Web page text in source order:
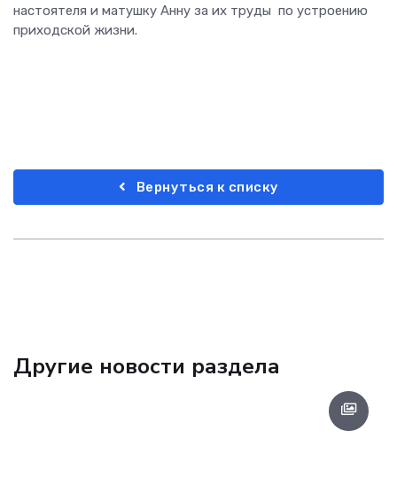
настоятеля и матушку Анну за их труды по устроению
приходской жизни.
Вернуться к списку
Другие новости раздела